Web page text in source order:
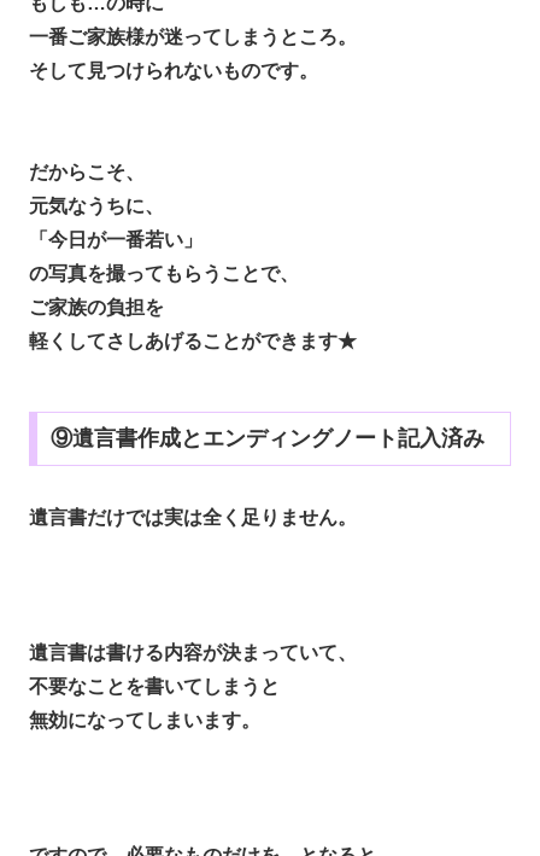
一番ご家族様が迷ってしまうところ。
そして見つけられないものです。
だからこそ、
元気なうちに、
「今日が一番若い」
の写真を撮ってもらうことで、
ご家族の負担を
軽くしてさしあげることができます★
⑨遺言書作成とエンディングノート記入済み
遺言書だけでは実は全く足りません。
遺言書は書ける内容が決まっていて、
不要なことを書いてしまうと
無効になってしまいます。